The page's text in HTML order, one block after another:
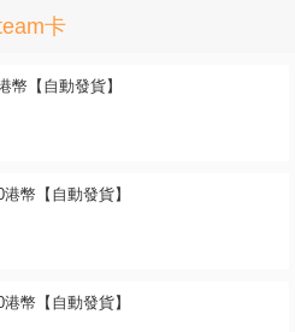
卡
幣【自動發貨】
幣【自動發貨】
幣【自動發貨】